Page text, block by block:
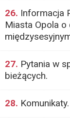
26. Informacja
Miasta Opola o
27. Pytania w
bieżących.
28. Komunikaty.